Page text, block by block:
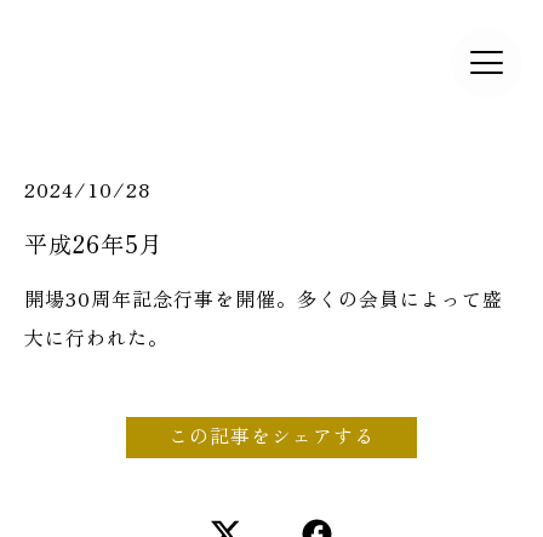
2024/10/28
平成26年5月
開場30周年記念行事を開催。多くの会員によって盛
大に行われた。
この記事をシェアする